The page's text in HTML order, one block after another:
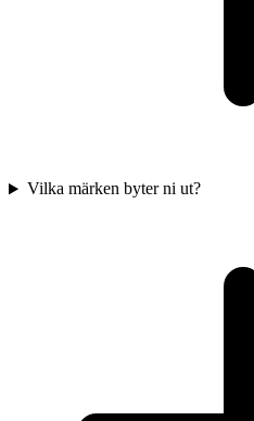
Vilka märken byter ni ut?